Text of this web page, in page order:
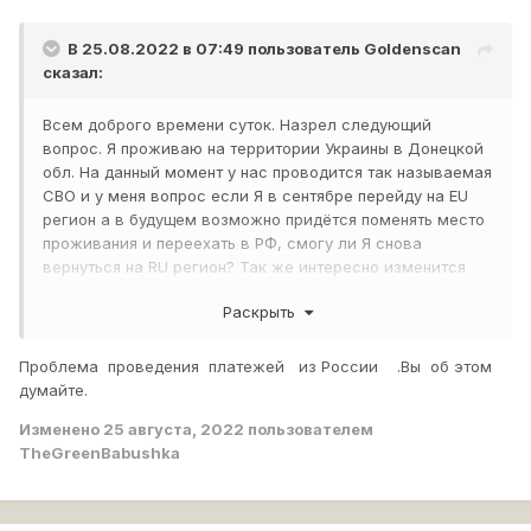
В 25.08.2022 в 07:49 пользователь Goldenscan
сказал:
Всем доброго времени суток. Назрел следующий
вопрос. Я проживаю на территории Украины в Донецкой
обл. На данный момент у нас проводится так называемая
СВО и у меня вопрос если Я в сентябре перейду на EU
регион а в будущем возможно придётся поменять место
проживания и переехать в РФ, смогу ли Я снова
вернуться на RU регион? Так же интересно изменится
ранее спасибо. Всем добра!
Раскрыть
Проблема проведения платежей из России .Вы об этом
думайте.
Изменено 25 августа, 2022 пользователем
TheGreenBabushka